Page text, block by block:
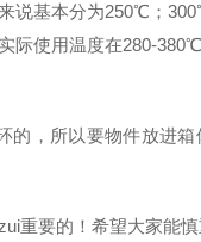
说基本分为250℃；
使用温度在280-
，所以要物件放进
重要的！希望大家能